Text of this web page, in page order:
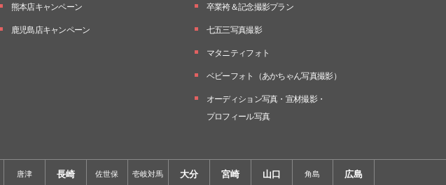
熊本店キャンペーン
鹿児島店キャンペーン
卒業袴＆記念撮影プラン
七五三写真撮影
マタニティフォト
ベビーフォト （あかちゃん写真撮影）
オーディション写真・ 宣材撮影・
プロフィール写真
唐津 長崎 佐世保 壱岐対馬 大分 宮崎 山口 角島 広島